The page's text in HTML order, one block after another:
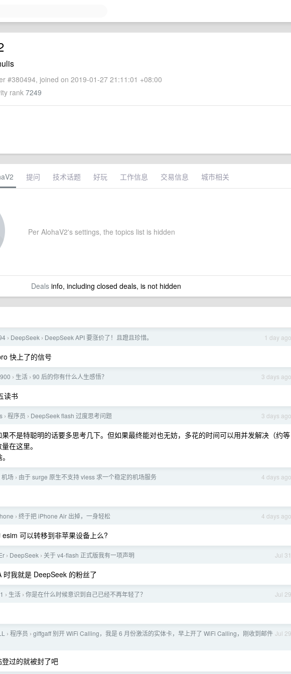
#380494, joined on 2019-01-27 21:11:01 +08:00
rank 7249
提问 技术话题 好玩 工作信息 交易信息 城市相关
Per AlohaV2's settings, the topics list is hidden
Dealsinfo, including closed deals, is not hidden
1 day ago
› DeepSeek › DeepSeek API 要涨价了！且蹬且珍惜。
快上了的信号
3 days ago
› 生活 › 90 后的你有什么人生感悟？
读书
3 days ago
› 程序员 › DeepSeek flash 过度思考问题
不是特聪明的话要多思考几下。但如果最终能对也无妨，多花的时间可以用并发解决（约等
在这里。
4 days ago
机场 › 由于 surge 原生不支持 vless 求一个稳定的机场服务
4 days ago
› 终于把 iPhone Air 出掉，一身轻松
可以转移到非苹果设备上么?
Jul 31
› DeepSeek › 关于 v4-flash 正式版我有一项声明
我就是 DeepSeek 的粉丝了
Jul 29
› 生活 › 你是在什么时候意识到自己已经不再年轻了？
Jul 29
› 程序员 › giffgaff 别开 WiFi Calling，我是 6 月份激活的实体卡，早上开了 WiFi Calling，刚收到邮件
过的就被封了吧